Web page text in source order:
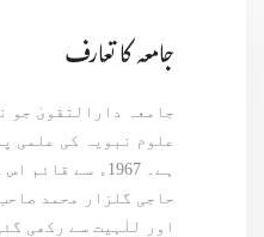
جامعہ کا تعارف
جامعہ دارالتقویٰ جو
علوم نبویہ کی علمی
ہے۔ 1967ء سے
حاجی گلزار محمد
اور للٰہیت سے رکھی